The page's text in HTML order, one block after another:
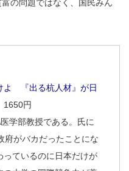
の問題ではなく、国民みん
よ 『出る杭人材』が日
円
学部教授である。氏に
府がバカだったことにな
っているのに日本だけが